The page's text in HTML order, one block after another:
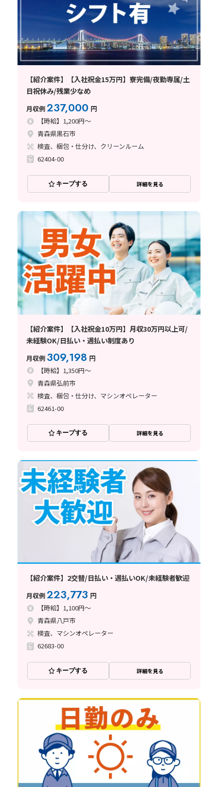
【紹介案件】【入社祝金15万円】寮完備/夜勤専属/土
日祝休み/残業少なめ
月収例237,000 円
【時給】1,200円～
青森県黒石市
検査、梱包・仕分け、クリーンルーム
62404-00
キープする 詳細を見る
【紹介案件】【入社祝金10万円】月収30万円以上可/
未経験OK/日払い・週払い制度あり
月収例 309,198 円
【時給】1,350円～
青森県弘前市
検査、梱包・仕分け、マシンオペレーター
62461-00
キープする 詳細を見る
【紹介案件】2交替/日払い・週払いOK/未経験者歓迎
月収例223,773 円
【時給】1,100円～
青森県八戸市
検査、マシンオペレーター
62683-00
キープする 詳細を見る